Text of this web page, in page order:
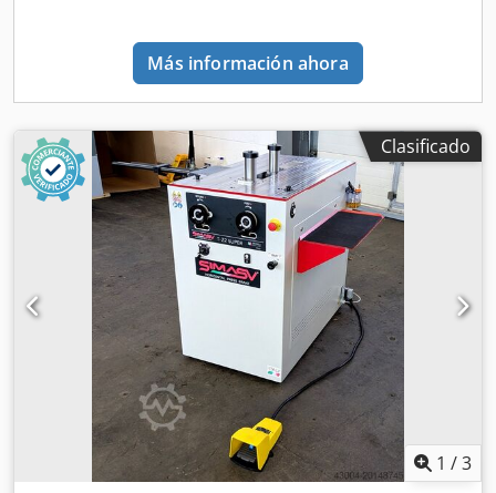
Esperamos su visita. Su equipo de Markus Hirsch
Más información ahora
Clasificado
1 /3